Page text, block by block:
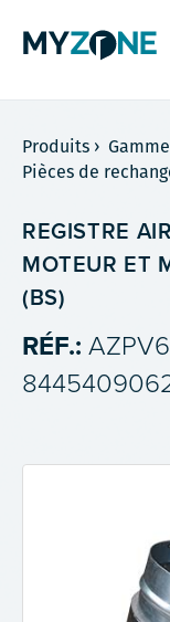
Produits ›
Pièces de
REGISTRE
MOTEUR ET
(BS)
RÉF.: